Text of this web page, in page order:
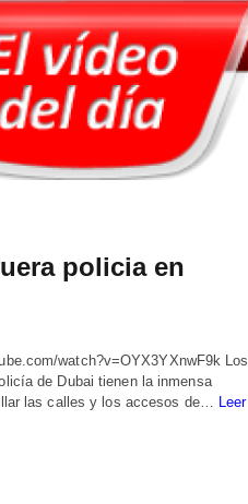
policia en
watch?v=OYX3YXnwF9k Los
de Dubai tienen la inmensa
las calles y los accesos de…
Leer